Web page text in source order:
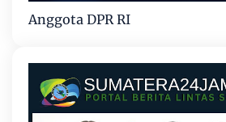
Anggota DPR RI